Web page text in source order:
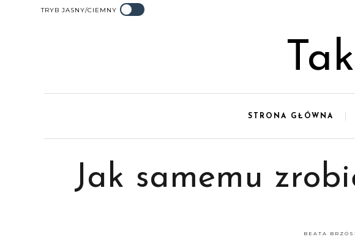
TRYB JASNY/CIEMNY
STRONA GŁÓWNA
Jak samemu
BEATA